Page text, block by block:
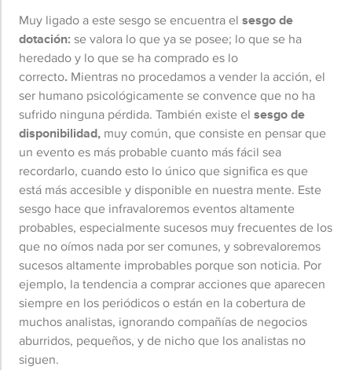
Muy ligado a este sesgo se encuentra el sesgo de
dotación: se valora lo que ya se posee; lo que se ha
heredado y lo que se ha comprado es lo
correcto. Mientras no procedamos a vender la acción, el
ser humano psicológicamente se convence que no ha
sufrido ninguna pérdida. También existe el sesgo de
disponibilidad, muy común, que consiste en pensar que
un evento es más probable cuanto más fácil sea
recordarlo, cuando esto lo único que significa es que
está más accesible y disponible en nuestra mente. Este
sesgo hace que infravaloremos eventos altamente
probables, especialmente sucesos muy frecuentes de los
que no oímos nada por ser comunes, y sobrevaloremos
sucesos altamente improbables porque son noticia. Por
ejemplo, la tendencia a comprar acciones que aparecen
siempre en los periódicos o están en la cobertura de
muchos analistas, ignorando compañías de negocios
aburridos, pequeños, y de nicho que los analistas no
siguen.